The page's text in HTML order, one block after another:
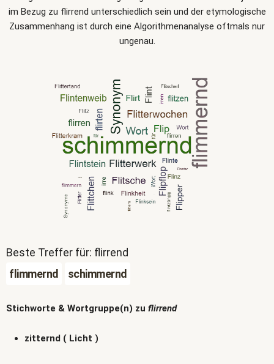
im Bezug zu flirrend unterschiedlich sein und der etymologische
Zusammenhang ist durch eine Algorithmenanalyse oftmals nur
ungenau.
Beste Treffer für: flirrend
flimmernd
schimmernd
Stichworte & Wortgruppe(n) zu flirrend
zitternd ( Licht )